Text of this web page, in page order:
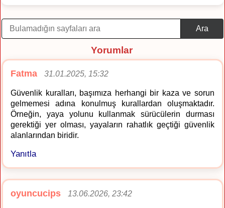
Ara
Yorumlar
Fatma 31.01.2025, 15:32
Güvenlik kuralları, başımıza herhangi bir kaza ve sorun
gelmemesi adına konulmuş kurallardan oluşmaktadır.
Örneğin, yaya yolunu kullanmak sürücülerin durması
gerektiği yer olması, yayaların rahatlık geçtiği güvenlik
alanlarından biridir.
Yanıtla
oyuncucips 13.06.2026, 23:42